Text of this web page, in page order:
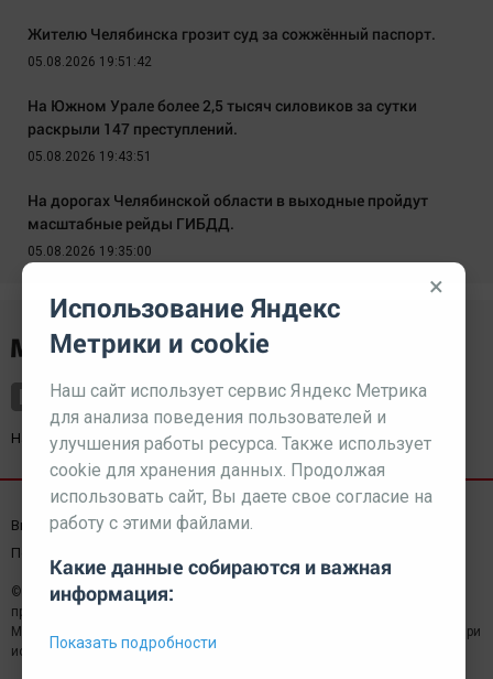
Жителю Челябинска грозит суд за сожжённый паспорт.
05.08.2026 19:51:42
На Южном Урале более 2,5 тысяч силовиков за сутки
раскрыли 147 преступлений.
05.08.2026 19:43:51
На дорогах Челябинской области в выходные пройдут
масштабные рейды ГИБДД.
05.08.2026 19:35:00
Наш партнерkurorty-sochi.ru
Выходные данные СМИ Реклама
Пользовательское соглашение
© 2026 МЕДИАЗАВОД — Сайт может содержать контент,
предназначенный для лиц 18+
Мнение редакции может не совпадать с мнением отдельных авторов.При
использовании материалов сайта ссылка обязательна.
×
Использование Яндекс
Метрики и cookie
Наш сайт использует сервис Яндекс Метрика
для анализа поведения пользователей и
улучшения работы ресурса. Также использует
cookie для хранения данных. Продолжая
использовать сайт, Вы даете свое согласие на
работу с этими файлами.
Какие данные собираются и важная
информация:
Показать подробности